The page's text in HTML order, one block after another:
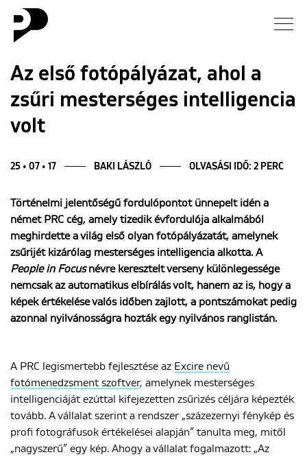
Hírek
Galéria
Blog
Rólunk
Az első fotópályázat, ahol a
zsűri mesterséges intelligencia
volt
25 • 07 • 17 BAKI LÁSZLÓ OLVASÁSI IDŐ: 2 PERC
Történelmi jelentőségű fordulópontot ünnepelt idén a
német PRC cég, amely tizedik évfordulója alkalmából
meghirdette a világ első olyan fotópályázatát, amelynek
zsűrijét kizárólag mesterséges intelligencia alkotta. A
People in Focusnévre keresztelt verseny különlegessége
nemcsak az automatikus elbírálás volt, hanem az is, hogy a
képek értékelése valós időben zajlott, a pontszámokat pedig
azonnal nyilvánosságra hozták egy nyilvános ranglistán.
A PRC legismertebb fejlesztése az Excire nevű
fotómenedzsment szoftver, amelynek mesterséges
intelligenciáját ezúttal kifejezetten zsűrizés céljára képezték
tovább. A vállalat szerint a rendszer „százezernyi fénykép és
profi fotográfusok értékelései alapján” tanulta meg, mitől
„nagyszerű” egy kép. Ahogy a vállalat fogalmazott: „Az